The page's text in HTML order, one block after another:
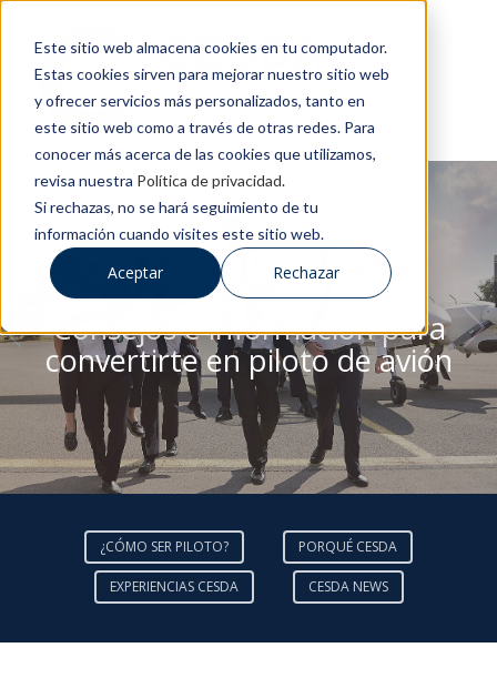
Este sitio web almacena cookies en tu computador.
Estas cookies sirven para mejorar nuestro sitio web
y ofrecer servicios más personalizados, tanto en
este sitio web como a través de otras redes. Para
conocer más acerca de las cookies que utilizamos,
revisa nuestra Política de privacidad.
Si rechazas, no se hará seguimiento de tu
información cuando visites este sitio web.
Aceptar Rechazar
BLOG DE CESDA
Consejos e información para
convertirte en piloto de avión
¿CÓMO SER PILOTO? PORQUÉ CESDA
EXPERIENCIAS CESDA CESDA NEWS